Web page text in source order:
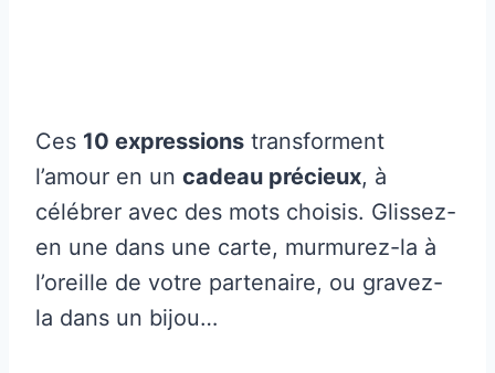
Ces 10 expressions transforment
l’amour en un cadeau précieux, à
célébrer avec des mots choisis. Glissez-
en une dans une carte, murmurez-la à
l’oreille de votre partenaire, ou gravez-
la dans un bijou…